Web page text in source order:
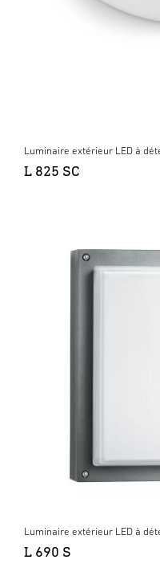
Luminaire extérieur LED à
L 825 SC
Luminaire extérieur LED à
L 690 S